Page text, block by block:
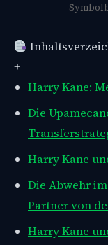
+
Harry Kane:
Die
Harry Kane
Die Abwehr
Partner von
Harry Kane